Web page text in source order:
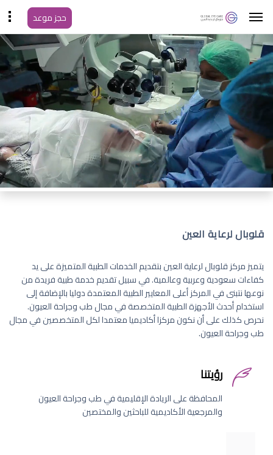
حجز موعد
قلوبال لرعاية العين
يتميز مركز قلوبال لرعاية العين بتقديم الخدمات الطبية المتميزة على يد
كفاءات سعودية وعربية وعالمية. في سبيل تقديم خدمة طبية فريدة من
نوعها نتبنى في المركز أعلى المعايير الطبية المعتمدة دوليا بالإضافة إلى
استخدام أحدث الأجهزة الطبية المتخصصة في مجال طب وجراحة العيون.
نحرص كذلك على أن نكون مركزا أكاديميا معتمدا لكل المتخصصين في مجال
طب وجراحة العيون.
رؤيتنا
المحافظة على الريادة الإقليمية في طب وجراحة العيون
والمرجعية الأكاديمية للباحثين والمختصين